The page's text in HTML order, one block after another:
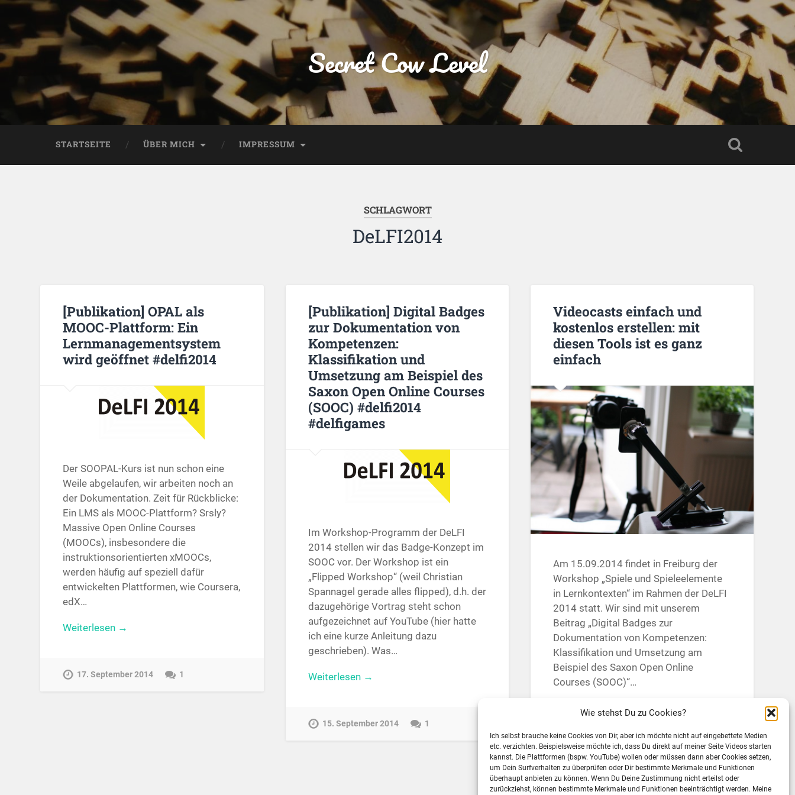
Wie stehst Du zu Cookies?
Ich selbst brauche keine Cookies von Dir, aber ich möchte nicht auf eingebettete Medien
etc. verzichten. Beispielsweise möchte ich, dass Du direkt auf meiner Seite Videos starten
kannst. Die Plattformen (bspw. YouTube) wollen oder müssen dann aber Cookies setzen,
um Dein Surfverhalten zu überprüfen oder Dir bestimmte Merkmale und Funktionen
überhaupt anbieten zu können. Wenn Du Deine Zustimmung nicht erteilst oder
zurückziehst, können bestimmte Merkmale und Funktionen beeinträchtigt werden. Meine
Secret Cow Level
STARTSEITE ÜBER MICH IMPRESSUM
SCHLAGWORT
DeLFI2014
[Publikation] OPAL als
MOOC-Plattform: Ein
Lernmanagementsystem
wird geöffnet #delfi2014
Der SOOPAL-Kurs ist nun schon eine
Weile abgelaufen, wir arbeiten noch an
der Dokumentation. Zeit für Rückblicke:
Ein LMS als MOOC-Plattform? Srsly?
Massive Open Online Courses
(MOOCs), insbesondere die
instruktionsorientierten xMOOCs,
werden häufig auf speziell dafür
entwickelten Plattformen, wie Coursera,
edX…
Weiterlesen →
17. September 2014 1
[Publikation] Digital Badges
zur Dokumentation von
Kompetenzen:
Klassifikation und
Umsetzung am Beispiel des
Saxon Open Online Courses
(SOOC) #delfi2014
#delfigames
Im Workshop-Programm der DeLFI
2014 stellen wir das Badge-Konzept im
SOOC vor. Der Workshop ist ein
„Flipped Workshop“ (weil Christian
Spannagel gerade alles flipped), d.h. der
dazugehörige Vortrag steht schon
aufgezeichnet auf YouTube (hier hatte
ich eine kurze Anleitung dazu
geschrieben). Was…
Weiterlesen →
15. September 2014 1
Videocasts einfach und
kostenlos erstellen: mit
diesen Tools ist es ganz
einfach
Am 15.09.2014 findet in Freiburg der
Workshop „Spiele und Spieleelemente
in Lernkontexten“ im Rahmen der DeLFI
2014 statt. Wir sind mit unserem
Beitrag „Digital Badges zur
Dokumentation von Kompetenzen:
Klassifikation und Umsetzung am
Beispiel des Saxon Open Online
Courses (SOOC)“…
Weiterlesen →
19. August 2014 1